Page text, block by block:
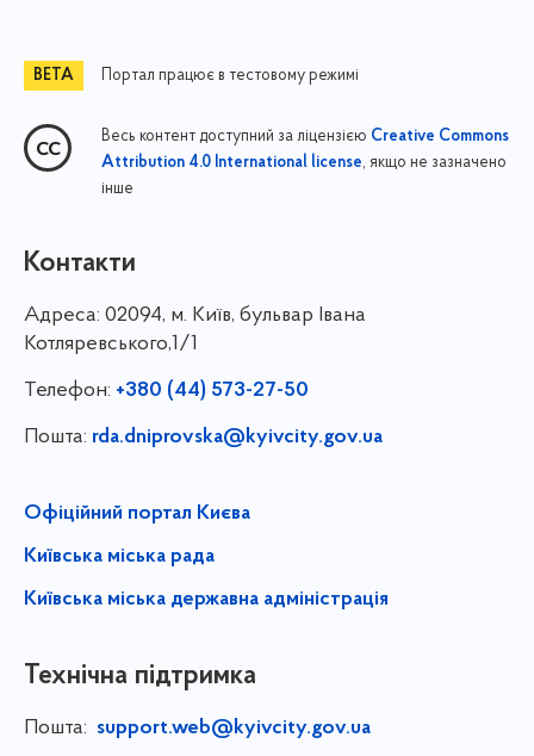
Портал працює в тестовому режимі
Весь контент доступний за ліцензією Creative Commons
Attribution 4.0 International license, якщо не зазначено
інше
Контакти
Адреса: 02094, м. Київ, бульвар Івана
Котляревського,1/1
Телефон: +380 (44) 573-27-50
Пошта: rda.dniprovska@kyivcity.gov.ua
Офіційний портал Києва
Київська міська рада
Київська міська державна адміністрація
Технічна підтримка
Пошта: support.web@kyivcity.gov.ua